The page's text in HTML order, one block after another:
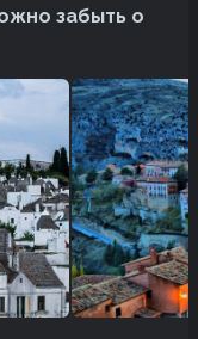
забыть о